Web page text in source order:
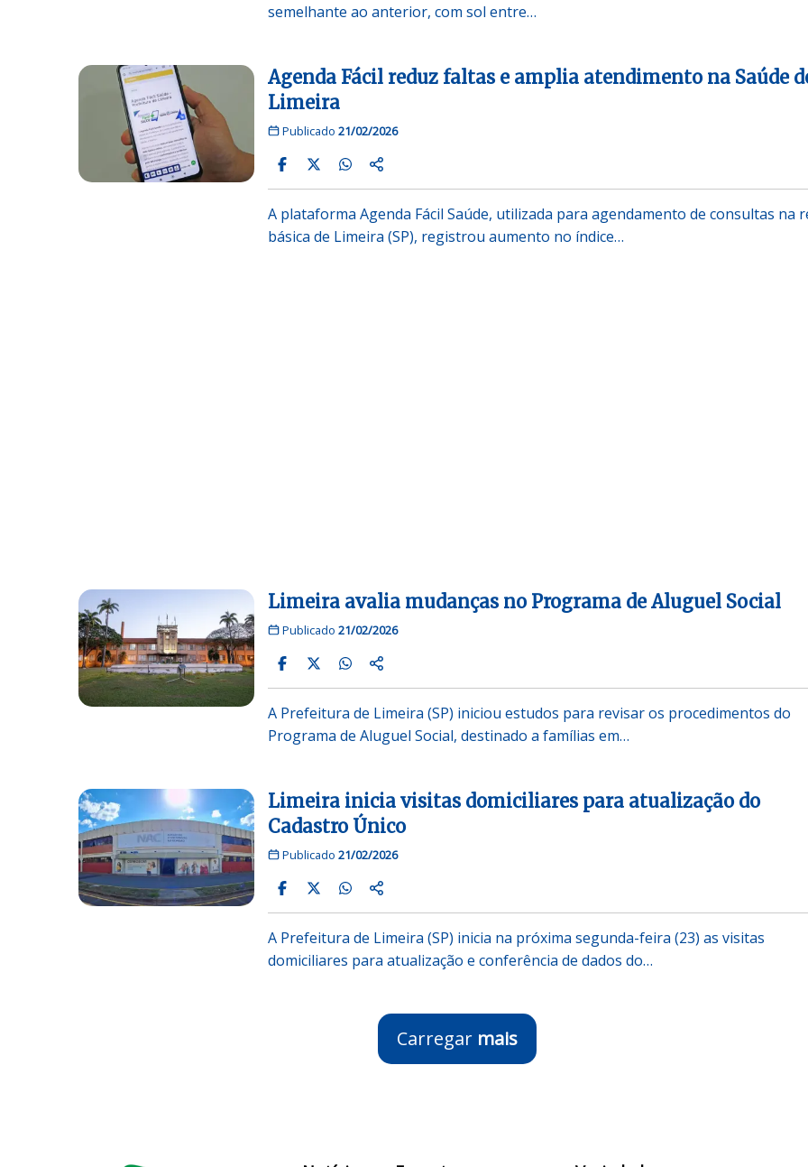
semelhante ao anterior, com sol entre…
Agenda Fácil reduz faltas e amplia atendimento na Saúde
Limeira
Publicado 21/02/2026
A plataforma Agenda Fácil Saúde, utilizada para agendamento de consultas na
básica de Limeira (SP), registrou aumento no índice…
Limeira avalia mudanças no Programa de Aluguel Social
Publicado 21/02/2026
A Prefeitura de Limeira (SP) iniciou estudos para revisar os procedimentos do
Programa de Aluguel Social, destinado a famílias em…
Limeira inicia visitas domiciliares para atualização do
Cadastro Único
Publicado 21/02/2026
A Prefeitura de Limeira (SP) inicia na próxima segunda-feira (23) as visitas
domiciliares para atualização e conferência de dados do…
Carregar mais